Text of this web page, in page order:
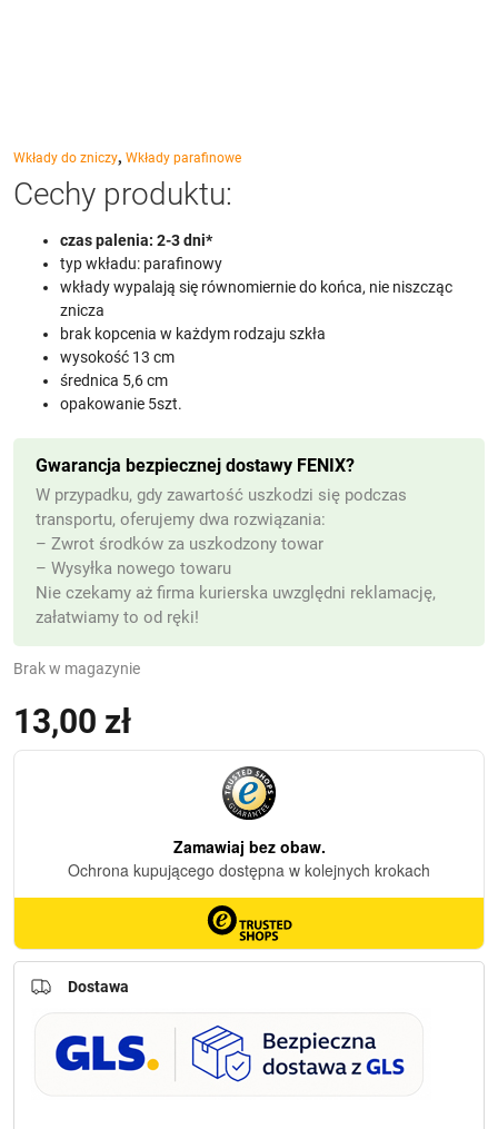
Wkłady do zniczy, Wkłady parafinowe
13,00 zł
Cechy produktu:
czas palenia: 2-3 dni*
typ wkładu: parafinowy
wkłady wypalają się równomiernie do końca, nie niszcząc
znicza
brak kopcenia w każdym rodzaju szkła
wysokość 13 cm
średnica 5,6 cm
opakowanie 5szt.
Brak w magazynie
Gwarancja bezpiecznej dostawy FENIX?
W przypadku, gdy zawartość uszkodzi się podczas
transportu, oferujemy dwa rozwiązania:
– Zwrot środków za uszkodzony towar
– Wysyłka nowego towaru
Nie czekamy aż firma kurierska uwzględni reklamację,
załatwiamy to od ręki!
Dostawa